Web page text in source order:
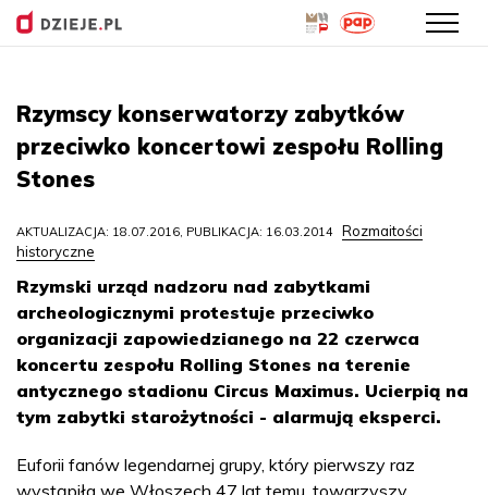
do
treści
Rzymscy konserwatorzy zabytków
przeciwko koncertowi zespołu Rolling
Stones
AKTUALIZACJA: 18.07.2016, PUBLIKACJA: 16.03.2014 Rozmaitości
historyczne
Rzymski urząd nadzoru nad zabytkami
archeologicznymi protestuje przeciwko
organizacji zapowiedzianego na 22 czerwca
koncertu zespołu Rolling Stones na terenie
antycznego stadionu Circus Maximus. Ucierpią na
tym zabytki starożytności - alarmują eksperci.
Euforii fanów legendarnej grupy, który pierwszy raz
wystąpiła we Włoszech 47 lat temu, towarzyszy